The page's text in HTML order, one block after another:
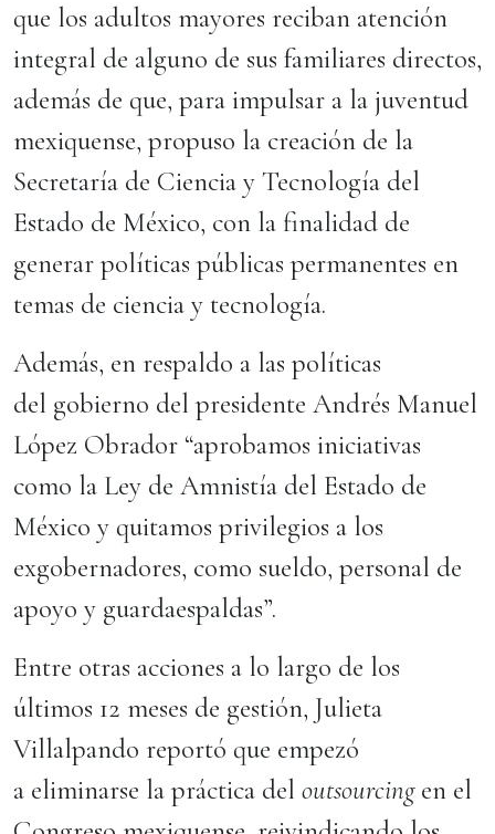
que los adultos mayores reciban atención
integral de alguno de sus familiares directos,
además de que, para impulsar a la juventud
mexiquense, propuso la creación de la
Secretaría de Ciencia y Tecnología del
Estado de México, con la finalidad de
generar políticas públicas permanentes en
temas de ciencia y tecnología.
Además, en respaldo a las políticas
del gobierno del presidente Andrés Manuel
López Obrador “aprobamos iniciativas
como la Ley de Amnistía del Estado de
México y quitamos privilegios a los
exgobernadores, como sueldo, personal de
apoyo y guardaespaldas”.
Entre otras acciones a lo largo de los
últimos 12 meses de gestión, Julieta
Villalpando reportó que empezó
a eliminarse la práctica del outsourcingen el